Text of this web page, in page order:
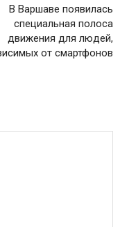
В Варшаве появилась
специальная полоса
движения для людей,
от смартфонов